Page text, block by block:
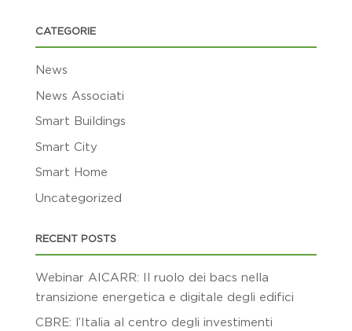
CATEGORIE
News
News Associati
Smart Buildings
Smart City
Smart Home
Uncategorized
RECENT POSTS
Webinar AICARR: Il ruolo dei bacs nella
transizione energetica e digitale degli edifici
CBRE: l’Italia al centro degli investimenti